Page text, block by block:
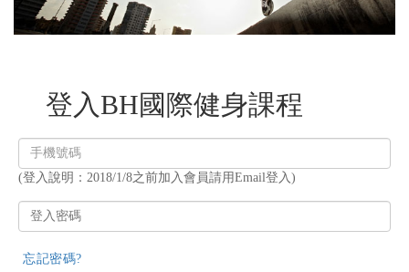
登入BH國際健身課程
入
帳
號
(登入說明：2018/1/8之前加入會員請用Email登入)
入
碼
忘記密碼?